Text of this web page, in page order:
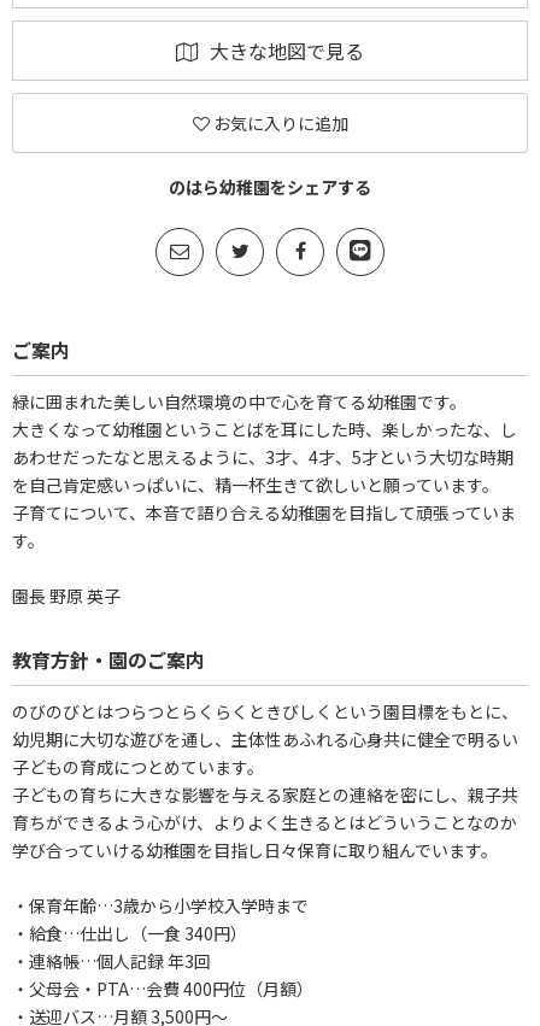
大きな地図で見る
お気に入りに追加
のはら幼稚園をシェアする
ご案内
緑に囲まれた美しい自然環境の中で心を育てる幼稚園です。
大きくなって幼稚園ということばを耳にした時、楽しかったな、し
あわせだったなと思えるように、3才、4才、5才という大切な時期
を自己肯定感いっぱいに、精一杯生きて欲しいと願っています。
子育てについて、本音で語り合える幼稚園を目指して頑張っていま
す。
園長 野原 英子
教育方針・園のご案内
のびのびとはつらつとらくらくときびしくという園目標をもとに、
幼児期に大切な遊びを通し、主体性あふれる心身共に健全で明るい
子どもの育成につとめています。
子どもの育ちに大きな影響を与える家庭との連絡を密にし、親子共
育ちができるよう心がけ、よりよく生きるとはどういうことなのか
学び合っていける幼稚園を目指し日々保育に取り組んでいます。
・保育年齢…3歳から小学校入学時まで
・給食…仕出し（一食 340円）
・連絡帳…個人記録 年3回
・父母会・PTA…会費 400円位（月額）
・送迎バス…月額 3,500円～